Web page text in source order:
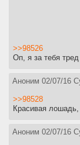
>>98526
Оп, я за тебя
Аноним 02/07/16
>>98528
Красивая лошадь,
Аноним 02/07/16